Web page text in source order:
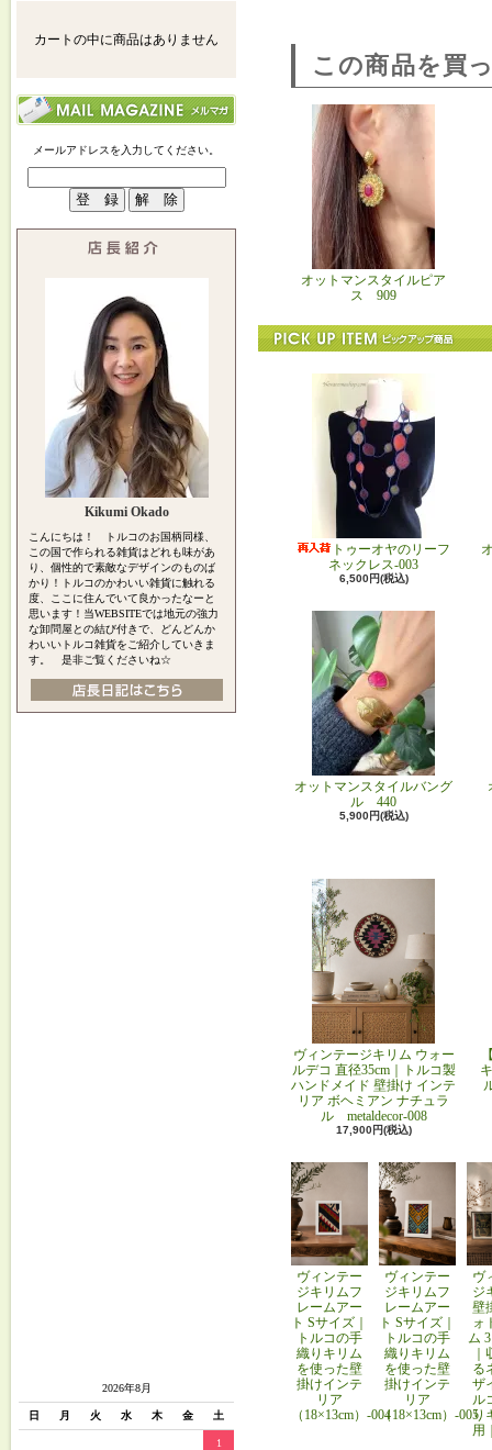
カートの中に商品はありません
メールアドレスを入力してください。
Kikumi Okado
こんにちは！ トルコのお国柄同様、
この国で作られる雑貨はどれも味があ
り、個性的で素敵なデザインのものば
かり！トルコのかわいい雑貨に触れる
度、ここに住んでいて良かったなーと
思います！当WEBSITEでは地元の強力
な卸問屋との結び付きで、どんどんか
わいいトルコ雑貨をご紹介していきま
す。 是非ご覧くださいね☆
2026年8月
日 月 火 水 木 金 土
1
この商品を買
オットマンスタイルピア
ス 909
トゥーオヤのリーフ
ネックレス-003
6,500円(税込)
オットマンスタイルバング
ル 440
5,900円(税込)
ヴィンテージキリム ウォー
ルデコ 直径35cm｜トルコ製
ハンドメイド 壁掛け インテ
リア ボヘミアン ナチュラ
ル metaldecor-008
17,900円(税込)
ヴィンテー
ジキリムフ
レームアー
ト Sサイズ｜
トルコの手
織りキリム
を使った壁
掛けインテ
リア
（18×13cm）-004
ヴィンテー
ジキリムフ
レームアー
ト Sサイズ｜
トルコの手
織りキリム
を使った壁
掛けインテ
リア
（18×13cm）-005
ヴ
ジ
壁
ォ
ム
る
ザ
ル
り
用